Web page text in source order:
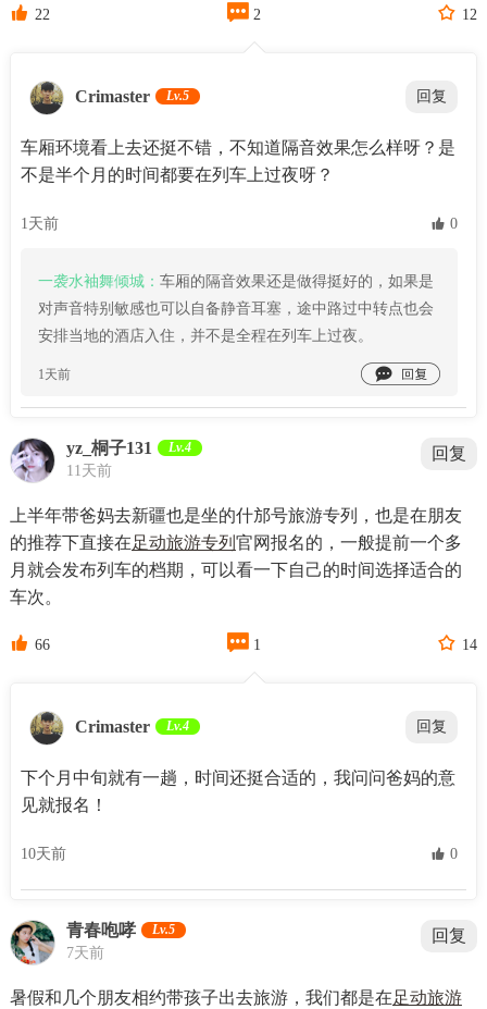
 22  2  12
Crimaster Lv.5 回复
车厢环境看上去还挺不错，不知道隔音效果怎么样呀？是
不是半个月的时间都要在列车上过夜呀？
1天前  0
一袭水袖舞倾城： 车厢的隔音效果还是做得挺好的，如果是
对声音特别敏感也可以自备静音耳塞，途中路过中转点也会
安排当地的酒店入住，并不是全程在列车上过夜。
1天前 
yz_桐子131 Lv.4
11天前
回复
上半年带爸妈去新疆也是坐的什邡号旅游专列，也是在朋友
的推荐下直接在足动旅游专列 官网报名的，一般提前一个多
月就会发布列车的档期，可以看一下自己的时间选择适合的
车次。
 66  1  14
Crimaster Lv.4 回复
下个月中旬就有一趟，时间还挺合适的，我问问爸妈的意
见就报名！
10天前  0
青春咆哮 Lv.5
7天前
回复
暑假和几个朋友相约带孩子出去旅游，我们都是在足动旅游